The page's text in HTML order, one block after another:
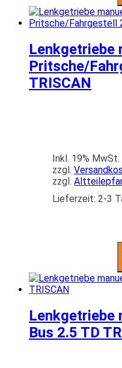
Lenkgetriebe
Pritsche/
TRISCAN
Inkl. 19% MwSt.
zzgl.
zzgl.
Lieferzeit: 2-3
Lenkgetriebe
Bus 2.5 TD